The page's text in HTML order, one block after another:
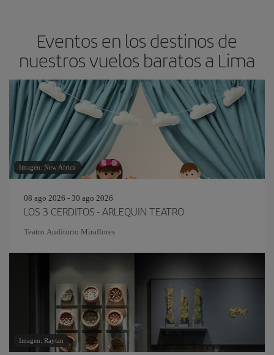
Eventos en los destinos de
nuestros vuelos baratos a Lima
Imagen: New Africa
08 ago 2026 - 30 ago 2026
LOS 3 CERDITOS - ARLEQUIN TEATRO
Teatro Auditorio Miraflores
Imagen: Raytan